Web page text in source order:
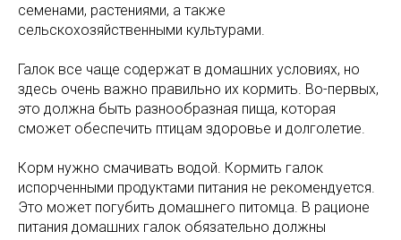
семенами, растениями, а также
сельскохозяйственными культурами.
Галок все чаще содержат в домашних условиях, но
здесь очень важно правильно их кормить. Во-первых,
это должна быть разнообразная пища, которая
сможет обеспечить птицам здоровье и долголетие.
Корм нужно смачивать водой. Кормить галок
испорченными продуктами питания не рекомендуется.
Это может погубить домашнего питомца. В рационе
питания домашних галок обязательно должны